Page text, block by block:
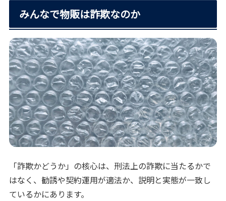
みんなで物販は詐欺なのか
「詐欺かどうか」の核心は、刑法上の詐欺に当たるかで
はなく、勧誘や契約運用が適法か、説明と実態が一致し
ているかにあります。